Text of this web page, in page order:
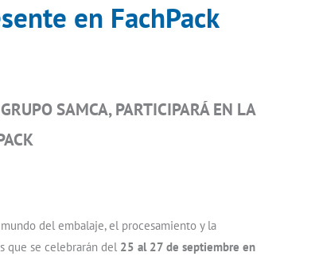
en FachPack
SAMCA, PARTICIPARÁ EN LA
del embalaje, el procesamiento y la
que se celebrarán del 25 al 27 de septiembre en